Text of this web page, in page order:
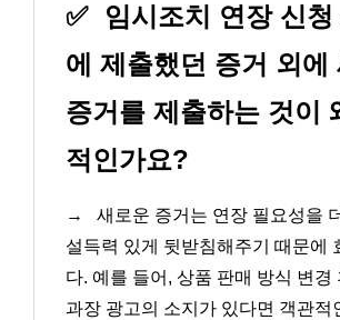
✅
임시조치 연장 신
에 제출했던 증거 외에
증거를 제출하는 것이
적인가요?
→
새로운 증거는 연장 필요성을
설득력 있게 뒷받침해주기 때문에
다. 예를 들어, 상품 판매 방식 변경
과장 광고의 소지가 있다면 객관적